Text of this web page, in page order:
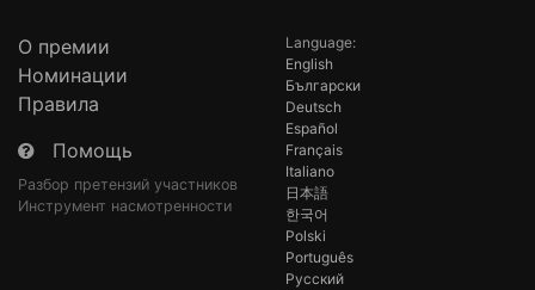
О премии
Номинации
Правила
Помощь
Разбор претензий участников
Инструмент насмотренности
Language:
English
Български
Deutsch
Español
Français
Italiano
日本語
한국어
Polski
Português
Русский